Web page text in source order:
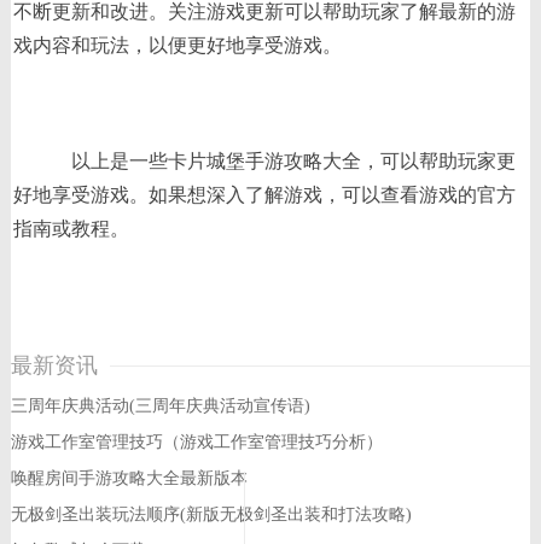
不断更新和改进。关注游戏更新可以帮助玩家了解最新的游
戏内容和玩法，以便更好地享受游戏。
以上是一些卡片城堡手游攻略大全，可以帮助玩家更
好地享受游戏。如果想深入了解游戏，可以查看游戏的官方
指南或教程。
最新资讯
三周年庆典活动(三周年庆典活动宣传语)
游戏工作室管理技巧（游戏工作室管理技巧分析）
唤醒房间手游攻略大全最新版本
无极剑圣出装玩法顺序(新版无极剑圣出装和打法攻略)